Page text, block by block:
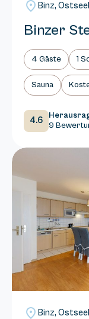
Binz,
Binzer
4 Gäste 1
Sauna
4.6
9
Binz,